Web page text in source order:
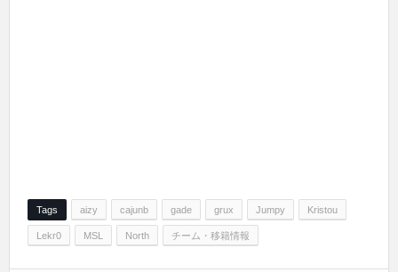
Tags aizy cajunb gade grux Jumpy Kristou
Lekr0 MSL North チーム・移籍情報